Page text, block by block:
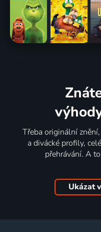
Třeba originální
a divácké profily,
přehrávání. A
Ukázat